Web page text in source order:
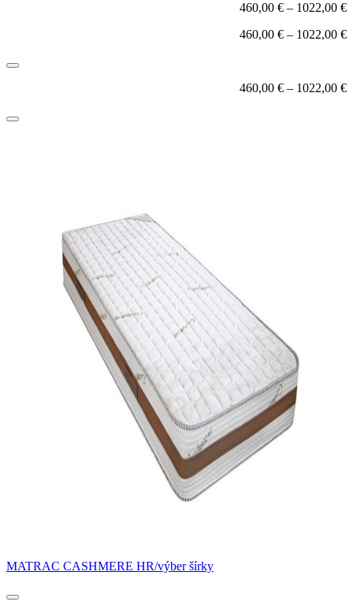
460,00 € – 1022,00 €
460,00 € – 1022,00 €
460,00 € – 1022,00 €
MATRAC CASHMERE HR/výber šírky